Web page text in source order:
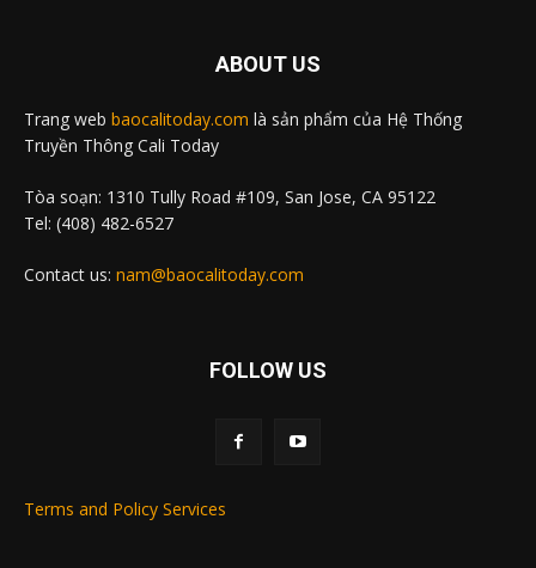
ABOUT US
Trang web baocalitoday.com là sản phẩm của Hệ Thống
Truyền Thông Cali Today
Tòa soạn: 1310 Tully Road #109, San Jose, CA 95122
Tel: (408) 482-6527
Contact us: nam@baocalitoday.com
FOLLOW US
Terms and Policy Services